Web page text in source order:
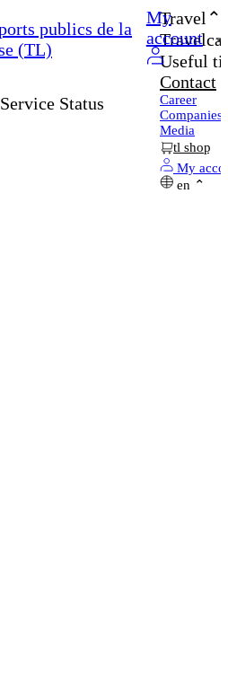
My
account
Travel
Useful
Contact
Career
Companies
Media
tl shop
My
en
Service Status